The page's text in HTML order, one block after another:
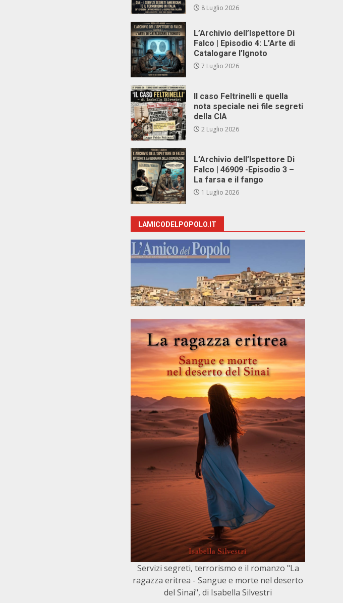
8 Luglio 2026
L’Archivio dell’Ispettore Di
Falco | Episodio 4: L’Arte di
Catalogare l’Ignoto
7 Luglio 2026
Il caso Feltrinelli e quella
nota speciale nei file segreti
della CIA
2 Luglio 2026
L’Archivio dell’Ispettore Di
Falco | 46909 -Episodio 3 –
La farsa e il fango
1 Luglio 2026
LAMICODELPOPOLO.IT
Servizi segreti, terrorismo e il romanzo "La
ragazza eritrea - Sangue e morte nel deserto
del Sinai", di Isabella Silvestri